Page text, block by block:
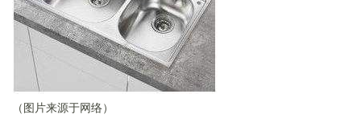
（图片来源于网络）